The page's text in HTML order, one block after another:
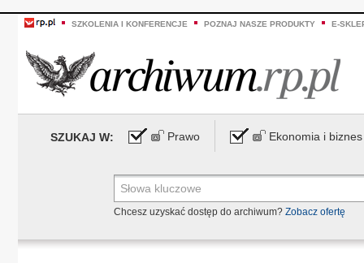
SZKOLENIA I KONFERENCJE POZNAJ NASZE PRODUKTY E-
SZUKAJ W: Prawo Ekonomia i biznes
Chcesz uzyskać dostęp do archiwum? Zobacz ofertę